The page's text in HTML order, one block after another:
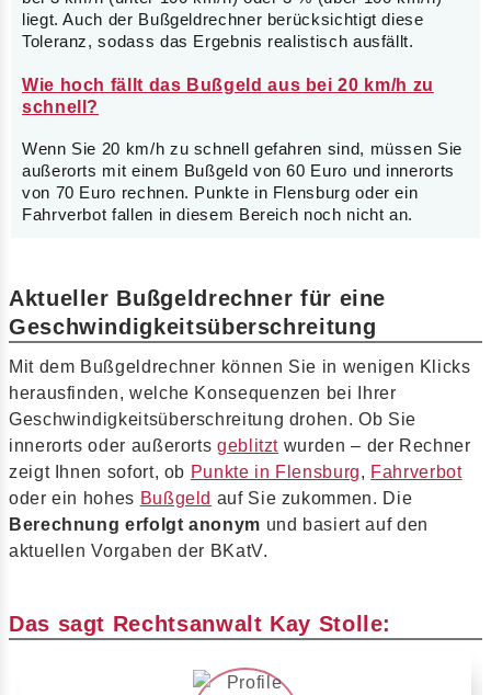
liegt. Auch der Bußgeldrechner berücksichtigt diese
Toleranz, sodass das Ergebnis realistisch ausfällt.
Wie hoch fällt das Bußgeld aus bei 20 km/h zu
schnell?
Wenn Sie 20 km/h zu schnell gefahren sind, müssen Sie
außerorts mit einem Bußgeld von 60 Euro und innerorts
von 70 Euro rechnen. Punkte in Flensburg oder ein
Fahrverbot fallen in diesem Bereich noch nicht an.
Aktueller Bußgeldrechner für eine
Geschwindigkeitsüberschreitung
Mit dem Bußgeldrechner können Sie in wenigen Klicks
herausfinden, welche Konsequenzen bei Ihrer
Geschwindigkeitsüberschreitung drohen. Ob Sie
innerorts oder außerorts geblitzt wurden – der Rechner
zeigt Ihnen sofort, ob Punkte in Flensburg, Fahrverbot
oder ein hohes Bußgeld auf Sie zukommen. Die
Berechnung erfolgt anonym und basiert auf den
aktuellen Vorgaben der BKatV.
Das sagt Rechtsanwalt Kay Stolle: